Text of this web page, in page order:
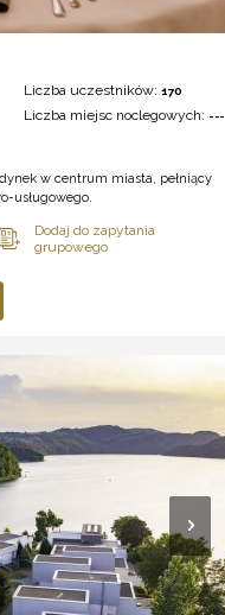
Liczba uczestników: 170
Liczba miejsc noclegowych: ---
w centrum miasta, pełniący
usługowego.